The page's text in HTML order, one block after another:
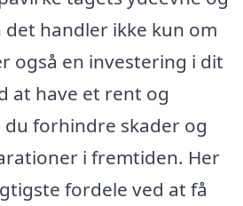
handler ikke kun om
også en investering i dit
at have et rent og
forhindre skader og
i fremtiden. Her
fordele ved at få